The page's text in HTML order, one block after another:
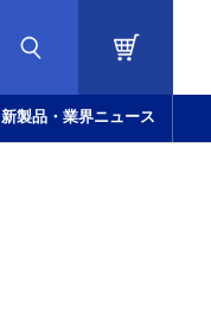
新製品・業界ニュース